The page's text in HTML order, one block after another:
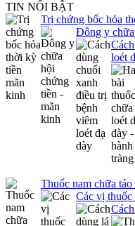
TIN NỔI BẬT
Trị chứng bốc hỏa
Đông y
loét
Thuốc nam chữa táo
Các vị